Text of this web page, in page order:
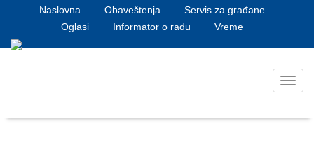
Naslovna Obaveštenja
Servis za građane
Oglasi
Informator o radu Vreme